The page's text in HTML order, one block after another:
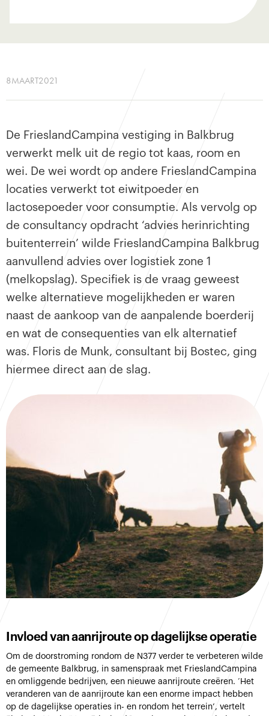
8MAART2021
De FrieslandCampina vestiging in Balkbrug
verwerkt melk uit de regio tot kaas, room en
wei. De wei wordt op andere FrieslandCampina
locaties verwerkt tot eiwitpoeder en
lactosepoeder voor consumptie. Als vervolg op
de consultancy opdracht ‘advies herinrichting
buitenterrein’ wilde FrieslandCampina Balkbrug
aanvullend advies over logistiek zone 1
(melkopslag). Specifiek is de vraag geweest
welke alternatieve mogelijkheden er waren
naast de aankoop van de aanpalende boerderij
en wat de consequenties van elk alternatief
was. Floris de Munk, consultant bij Bostec, ging
hiermee direct aan de slag.
Invloed van aanrijroute op dagelijkse operatie
Om de doorstroming rondom de N377 verder te verbeteren wilde
de gemeente Balkbrug, in samenspraak met FrieslandCampina
en omliggende bedrijven, een nieuwe aanrijroute creëren. ‘Het
veranderen van de aanrijroute kan een enorme impact hebben
op de dagelijkse operaties in- en rondom het terrein’, vertelt